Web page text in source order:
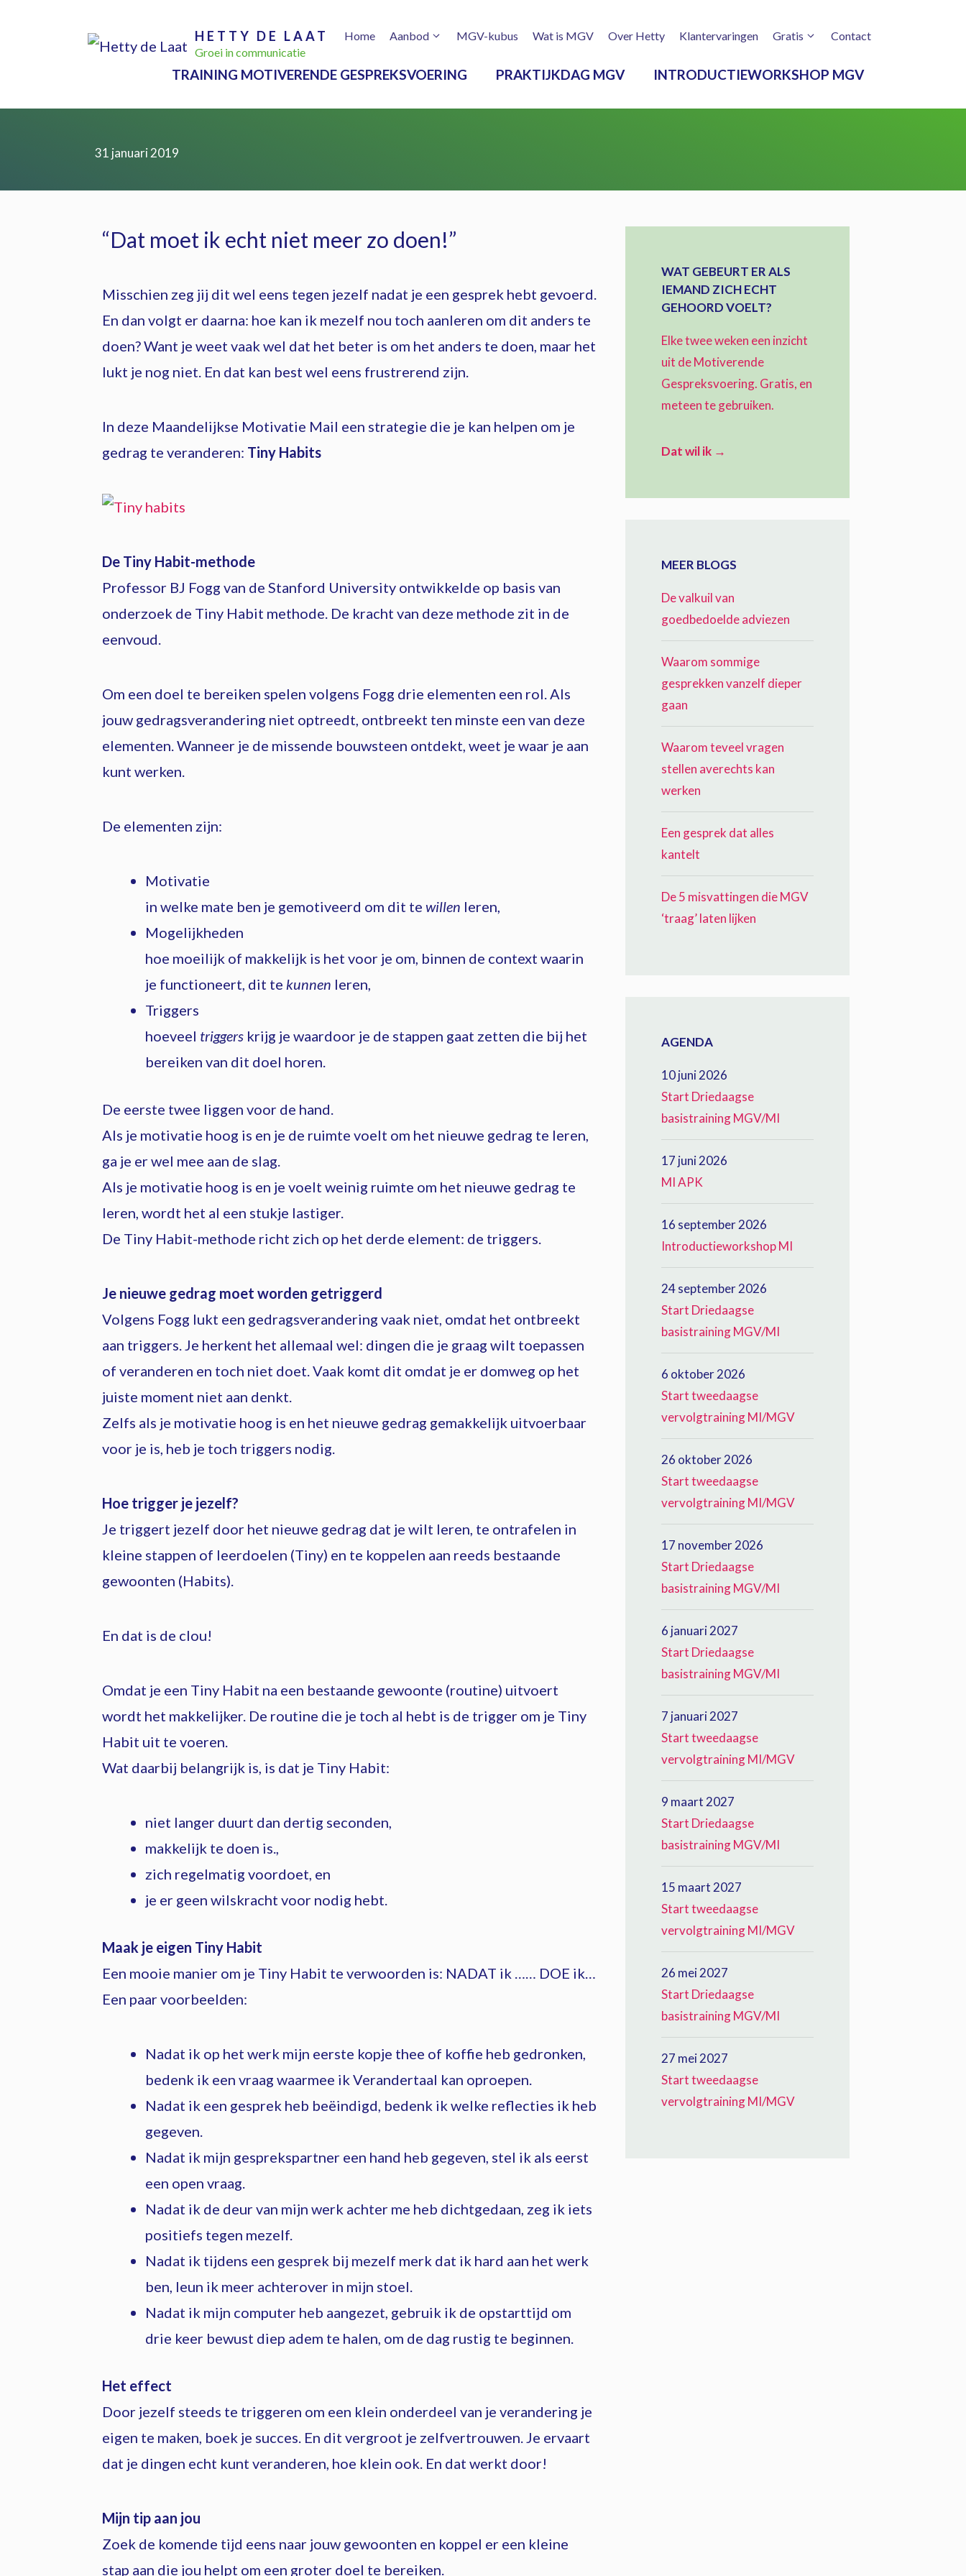
Home Aanbod MGV-kubus Wat is MGV Over Hetty Klantervaringen Gratis Contact
HETTY DE LAAT
Groei in communicatie
TRAINING MOTIVERENDE GESPREKSVOERING PRAKTIJKDAG MGV INTRODUCTIEWORKSHOP MGV
31 januari 2019
“Dat moet ik echt niet meer zo doen!”
Misschien zeg jij dit wel eens tegen jezelf nadat je een gesprek hebt gevoerd.
En dan volgt er daarna: hoe kan ik mezelf nou toch aanleren om dit anders te
doen? Want je weet vaak wel dat het beter is om het anders te doen, maar het
lukt je nog niet. En dat kan best wel eens frustrerend zijn.
In deze Maandelijkse Motivatie Mail een strategie die je kan helpen om je
gedrag te veranderen: Tiny Habits
De Tiny Habit-methode
Professor BJ Fogg van de Stanford University ontwikkelde op basis van
onderzoek de Tiny Habit methode. De kracht van deze methode zit in de
eenvoud.
Om een doel te bereiken spelen volgens Fogg drie elementen een rol. Als
jouw gedragsverandering niet optreedt, ontbreekt ten minste een van deze
elementen. Wanneer je de missende bouwsteen ontdekt, weet je waar je aan
kunt werken.
De elementen zijn:
Motivatie
in welke mate ben je gemotiveerd om dit te willen leren,
Mogelijkheden
hoe moeilijk of makkelijk is het voor je om, binnen de context waarin
je functioneert, dit te kunnen leren,
Triggers
hoeveel triggers krijg je waardoor je de stappen gaat zetten die bij het
bereiken van dit doel horen.
De eerste twee liggen voor de hand.
Als je motivatie hoog is en je de ruimte voelt om het nieuwe gedrag te leren,
ga je er wel mee aan de slag.
Als je motivatie hoog is en je voelt weinig ruimte om het nieuwe gedrag te
leren, wordt het al een stukje lastiger.
De Tiny Habit-methode richt zich op het derde element: de triggers.
Je nieuwe gedrag moet worden getriggerd
Volgens Fogg lukt een gedragsverandering vaak niet, omdat het ontbreekt
aan triggers. Je herkent het allemaal wel: dingen die je graag wilt toepassen
of veranderen en toch niet doet. Vaak komt dit omdat je er domweg op het
juiste moment niet aan denkt.
Zelfs als je motivatie hoog is en het nieuwe gedrag gemakkelijk uitvoerbaar
voor je is, heb je toch triggers nodig.
Hoe trigger je jezelf?
Je triggert jezelf door het nieuwe gedrag dat je wilt leren, te ontrafelen in
kleine stappen of leerdoelen (Tiny) en te koppelen aan reeds bestaande
gewoonten (Habits).
En dat is de clou!
Omdat je een Tiny Habit na een bestaande gewoonte (routine) uitvoert
wordt het makkelijker. De routine die je toch al hebt is de trigger om je Tiny
Habit uit te voeren.
Wat daarbij belangrijk is, is dat je Tiny Habit:
niet langer duurt dan dertig seconden,
makkelijk te doen is.,
zich regelmatig voordoet, en
je er geen wilskracht voor nodig hebt.
Maak je eigen Tiny Habit
Een mooie manier om je Tiny Habit te verwoorden is: NADAT ik …… DOE ik…
Een paar voorbeelden:
Nadat ik op het werk mijn eerste kopje thee of koffie heb gedronken,
bedenk ik een vraag waarmee ik Verandertaal kan oproepen.
Nadat ik een gesprek heb beëindigd, bedenk ik welke reflecties ik heb
gegeven.
Nadat ik mijn gesprekspartner een hand heb gegeven, stel ik als eerst
een open vraag.
Nadat ik de deur van mijn werk achter me heb dichtgedaan, zeg ik iets
positiefs tegen mezelf.
Nadat ik tijdens een gesprek bij mezelf merk dat ik hard aan het werk
ben, leun ik meer achterover in mijn stoel.
Nadat ik mijn computer heb aangezet, gebruik ik de opstarttijd om
drie keer bewust diep adem te halen, om de dag rustig te beginnen.
Het effect
Door jezelf steeds te triggeren om een klein onderdeel van je verandering je
eigen te maken, boek je succes. En dit vergroot je zelfvertrouwen. Je ervaart
dat je dingen echt kunt veranderen, hoe klein ook. En dat werkt door!
Mijn tip aan jou
Zoek de komende tijd eens naar jouw gewoonten en koppel er een kleine
stap aan die jou helpt om een groter doel te bereiken.
WAT GEBEURT ER ALS
IEMAND ZICH ECHT
GEHOORD VOELT?
Elke twee weken een inzicht
uit de Motiverende
Gespreksvoering. Gratis, en
meteen te gebruiken.
Dat wil ik →
MEER BLOGS
De valkuil van
goedbedoelde adviezen
Waarom sommige
gesprekken vanzelf dieper
gaan
Waarom teveel vragen
stellen averechts kan
werken
Een gesprek dat alles
kantelt
De 5 misvattingen die MGV
‘traag’ laten lijken
AGENDA
10 juni 2026
Start Driedaagse
basistraining MGV/MI
17 juni 2026
MI APK
16 september 2026
Introductieworkshop MI
24 september 2026
Start Driedaagse
basistraining MGV/MI
6 oktober 2026
Start tweedaagse
vervolgtraining MI/MGV
26 oktober 2026
Start tweedaagse
vervolgtraining MI/MGV
17 november 2026
Start Driedaagse
basistraining MGV/MI
6 januari 2027
Start Driedaagse
basistraining MGV/MI
7 januari 2027
Start tweedaagse
vervolgtraining MI/MGV
9 maart 2027
Start Driedaagse
basistraining MGV/MI
15 maart 2027
Start tweedaagse
vervolgtraining MI/MGV
26 mei 2027
Start Driedaagse
basistraining MGV/MI
27 mei 2027
Start tweedaagse
vervolgtraining MI/MGV